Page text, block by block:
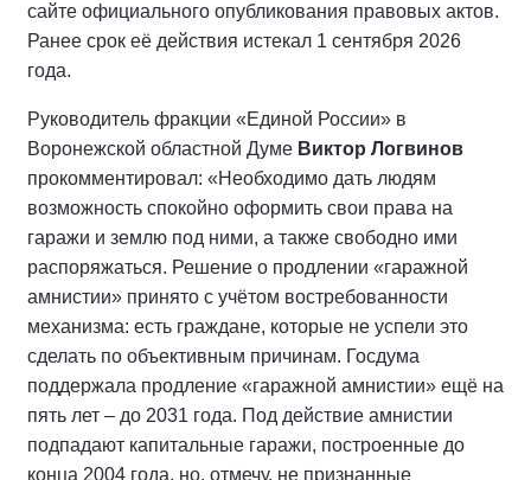
сайте официального опубликования правовых актов.
Ранее срок её действия истекал 1 сентября 2026
года.
Руководитель фракции «Единой России» в
Воронежской областной Думе Виктор Логвинов
прокомментировал: «Необходимо дать людям
возможность спокойно оформить свои права на
гаражи и землю под ними, а также свободно ими
распоряжаться. Решение о продлении «гаражной
амнистии» принято с учётом востребованности
механизма: есть граждане, которые не успели это
сделать по объективным причинам. Госдума
поддержала продление «гаражной амнистии» ещё на
пять лет – до 2031 года. Под действие амнистии
подпадают капитальные гаражи, построенные до
конца 2004 года, но, отмечу, не признанные